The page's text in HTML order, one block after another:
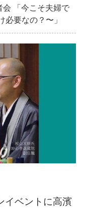
会 「今こそ夫婦で
要なの？〜」
イベントに高濱